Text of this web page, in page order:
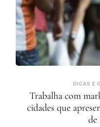
DICAS E
Trabalha com
cidades que
de